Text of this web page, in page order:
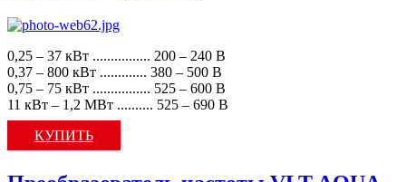
0,25 – 37 кВт ................ 200 – 240 В
0,37 – 800 кВт ............. 380 – 500 В
0,75 – 75 кВт ................ 525 – 600 В
11 кВт – 1,2 МВт .......... 525 – 690 В
КУПИТЬ